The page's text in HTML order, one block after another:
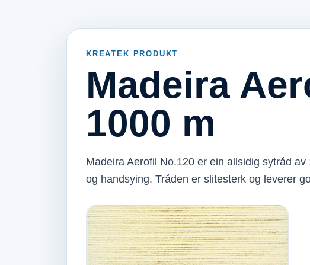
KREATEK PRODUKT
Madeira
1000 m
Madeira Aerofil No.120 er ein allsidig sytråd
og handsying. Tråden er slitesterk og leverer